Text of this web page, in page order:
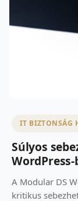
IT BIZTONSÁG
Súlyos
A Modular DS
kritikus